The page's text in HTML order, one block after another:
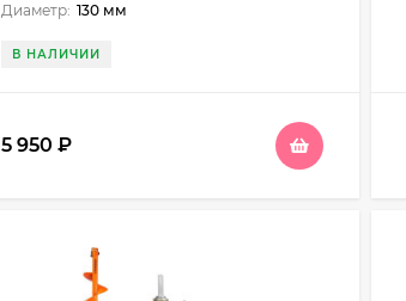
Диаметр: 130 мм
В НАЛИЧИИ
5 950 ₽